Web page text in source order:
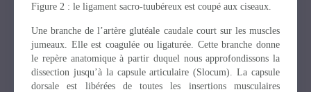
Figure 2 : le ligament sacro-tuubéreux est coupé aux ciseaux.
Une branche de l’artère glutéale caudale court sur les muscles
jumeaux. Elle est coagulée ou ligaturée. Cette branche donne
le repère anatomique à partir duquel nous approfondissons la
dissection jusqu’à la capsule articulaire (Slocum). La capsule
dorsale est libérées de toutes les insertions musculaires